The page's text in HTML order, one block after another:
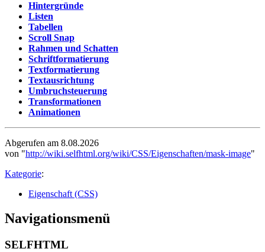
Hintergründe
Listen
Tabellen
Scroll Snap
Rahmen und Schatten
Schriftformatierung
Textformatierung
Textausrichtung
Umbruchsteuerung
Transformationen
Animationen
Abgerufen am 8.08.2026
von "http://wiki.selfhtml.org/wiki/CSS/Eigenschaften/mask-image"
Kategorie:
Eigenschaft (CSS)
Navigationsmenü
SELFHTML